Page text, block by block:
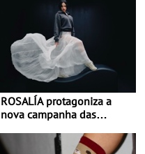
ROSALÍA protagoniza a
nova campanha das
Balance